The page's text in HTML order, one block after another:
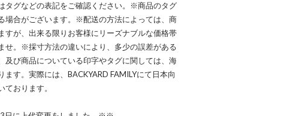
タグなどの表記をご確認ください。※商品のタグ
場合がございます。※配送の方法によっては、商
すが、出来る限りお客様にリーズナブルな価格帯
せ。※採寸方法の違いにより、多少の誤差がある
び商品についている印字やタグに関しては、海
す。実際には、BACKYARD FAMILYにて日本向
おります。